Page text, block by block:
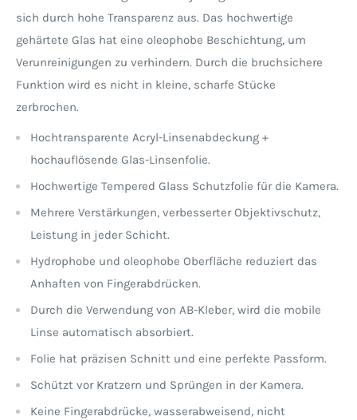
sich durch hohe Transparenz aus. Das hochwertige
gehärtete Glas hat eine oleophobe Beschichtung, um
Verunreinigungen zu verhindern. Durch die bruchsichere
Funktion wird es nicht in kleine, scharfe Stücke
zerbrochen.
Hochtransparente Acryl-Linsenabdeckung +
hochauflösende Glas-Linsenfolie.
Hochwertige Tempered Glass Schutzfolie für die Kamera.
Mehrere Verstärkungen, verbesserter Objektivschutz,
Leistung in jeder Schicht.
Hydrophobe und oleophobe Oberfläche reduziert das
Anhaften von Fingerabdrücken.
Durch die Verwendung von AB-Kleber, wird die mobile
Linse automatisch absorbiert.
Folie hat präzisen Schnitt und eine perfekte Passform.
Schützt vor Kratzern und Sprüngen in der Kamera.
Keine Fingerabdrücke, wasserabweisend, nicht